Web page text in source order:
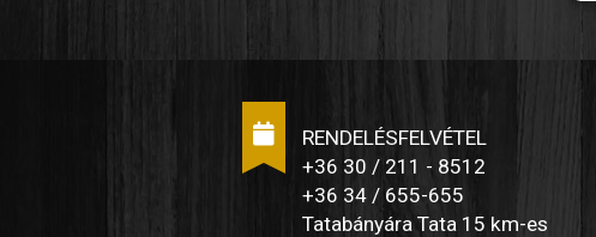
RENDELÉSFELVÉTEL
+36 30 / 211 - 8512
+36 34 / 655-655
Tatabányára Tata 15 km-es